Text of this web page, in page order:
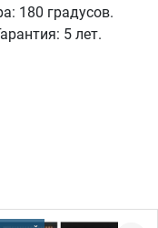
180 градусов.
5 лет.